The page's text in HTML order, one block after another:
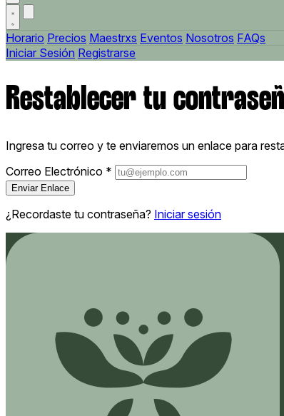
Horario Precios Maestrxs Eventos Nosotros FAQs
Iniciar Sesión Registrarse
Restablecer tu
Ingresa tu correo y te enviaremos un enlace para
Correo Electrónico *
Enviar Enlace
¿Recordaste tu contraseña? Iniciar sesión